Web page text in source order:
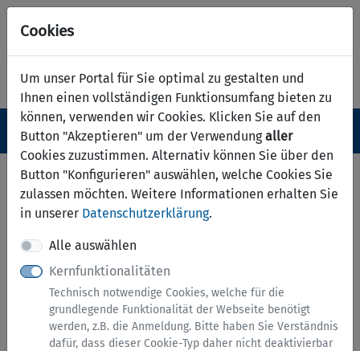
Cookies
Um unser Portal für Sie optimal zu gestalten und
Ihnen einen vollständigen Funktionsumfang bieten zu
können, verwenden wir Cookies. Klicken Sie auf den
Button "Akzeptieren" um der Verwendungaller
Cookies zuzustimmen. Alternativ können Sie über den
Button "Konfigurieren" auswählen, welche Cookies Sie
zulassen möchten. Weitere Informationen erhalten Sie
in unserer Datenschutzerklärung.
Alle auswählen
Kernfunktionalitäten
Technisch notwendige Cookies, welche für die
grundlegende Funktionalität der Webseite benötigt
werden, z.B. die Anmeldung. Bitte haben Sie Verständnis
dafür, dass dieser Cookie-Typ daher nicht deaktivierbar
Navigation ein-/ausblenden
Menü
Auskunft aus dem
Altlastenkataster
Hinweise zu diesem Service
Hier können Sie eine Auskunft aus dem
Altlastenkataster über altlastverdächtige Flächen
und Altlasten beantragen.